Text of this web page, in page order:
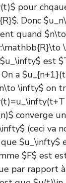
pour
Donc
quand
est
a
\infty$ on
converge
(ceci va
$u_\infty$
$F$ est
par rapport